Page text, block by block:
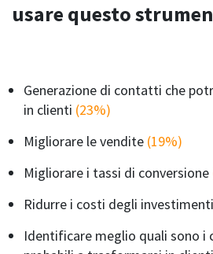
usare questo
Generazione di contatti che
in clienti (23%)
Migliorare le vendite (19%)
Migliorare i tassi di conversione
Ridurre i costi degli
Identificare meglio quali sono i